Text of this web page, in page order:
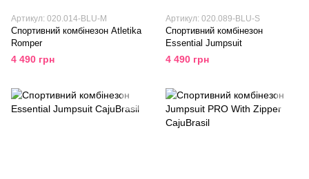
Артикул: 020.014-BLU-M
Спортивний комбінезон Atletika
Romper
4 490 грн
Артикул: 020.089-BLU-S
Спортивний комбінезон
Essential Jumpsuit
4 490 грн